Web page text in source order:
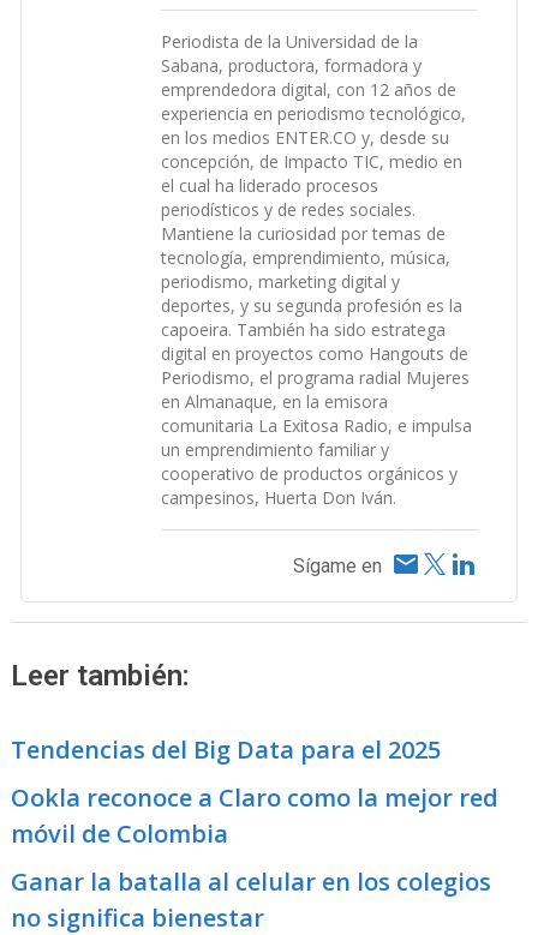
Periodista de la Universidad de la
Sabana, productora, formadora y
emprendedora digital, con 12 años de
experiencia en periodismo tecnológico,
en los medios ENTER.CO y, desde su
concepción, de Impacto TIC, medio en
el cual ha liderado procesos
periodísticos y de redes sociales.
Mantiene la curiosidad por temas de
tecnología, emprendimiento, música,
periodismo, marketing digital y
deportes, y su segunda profesión es la
capoeira. También ha sido estratega
digital en proyectos como Hangouts de
Periodismo, el programa radial Mujeres
en Almanaque, en la emisora
comunitaria La Exitosa Radio, e impulsa
un emprendimiento familiar y
cooperativo de productos orgánicos y
campesinos, Huerta Don Iván.
Sígame en
Leer también:
Tendencias del Big Data para el 2025
Ookla reconoce a Claro como la mejor red
móvil de Colombia
Ganar la batalla al celular en los colegios
no significa bienestar